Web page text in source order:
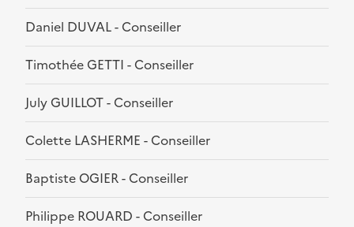
Daniel DUVAL - Conseiller
Timothée GETTI - Conseiller
July GUILLOT - Conseiller
Colette LASHERME - Conseiller
Baptiste OGIER - Conseiller
Philippe ROUARD - Conseiller